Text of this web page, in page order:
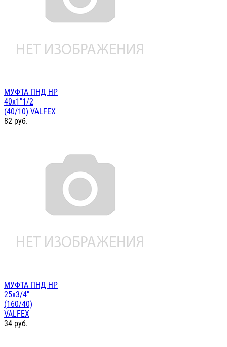
МУФТА ПНД НР
40х1"1/2
(40/10) VALFEX
82 руб.
МУФТА ПНД НР
25х3/4"
(160/40)
VALFEX
34 руб.